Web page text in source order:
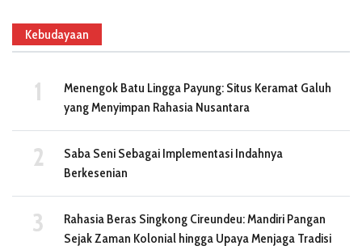
Kebudayaan
Menengok Batu Lingga Payung: Situs Keramat Galuh
yang Menyimpan Rahasia Nusantara
Saba Seni Sebagai Implementasi Indahnya
Berkesenian
Rahasia Beras Singkong Cireundeu: Mandiri Pangan
Sejak Zaman Kolonial hingga Upaya Menjaga Tradisi